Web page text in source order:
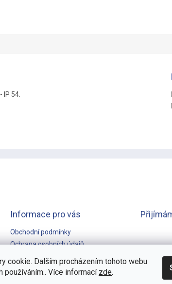
cookie. Dalším procházením tohoto webu
používáním.. Více informací zde.
IP 54.
Informace pro vás
Obchodní podmínky
Ochrana osobních údajů
GARANCE NEJNIŽŠÍ CENY